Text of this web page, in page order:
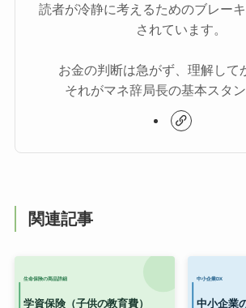
読者が冷静に考えるためのブレー
されています。
お金の判断は急がず、理解して
それがマネ辞局長の基本スタン
関連記事